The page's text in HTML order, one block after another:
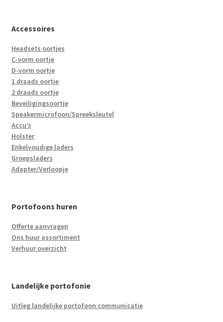
Accessoires
Headsets oortjes
C-vorm oortje
D-vorm oortje
1 draads oortje
2 draads oortje
Beveiligingsoortje
Speakermicrofoon/Spreeksleutel
Accu’s
Holster
Enkelvoudige laders
Groepsladers
Adapter/Verloopje
Portofoons huren
Offerte aanvragen
Ons huur assortiment
Verhuur overzicht
Landelijke portofonie
Uitleg landelijke portofoon communicatie